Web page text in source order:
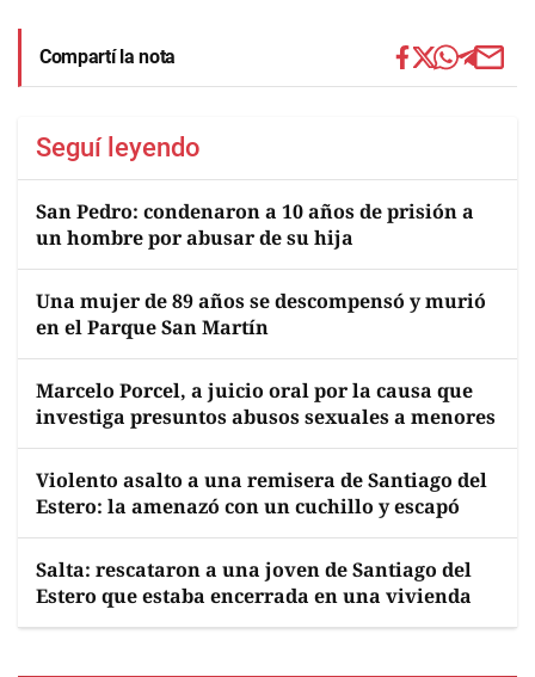
Compartí la nota
Seguí leyendo
San Pedro: condenaron a 10 años de prisión a
un hombre por abusar de su hija
Una mujer de 89 años se descompensó y murió
en el Parque San Martín
Marcelo Porcel, a juicio oral por la causa que
investiga presuntos abusos sexuales a menores
Violento asalto a una remisera de Santiago del
Estero: la amenazó con un cuchillo y escapó
Salta: rescataron a una joven de Santiago del
Estero que estaba encerrada en una vivienda